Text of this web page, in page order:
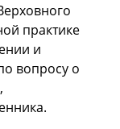
практике
и
вопросу о